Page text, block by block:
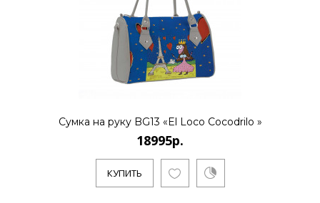
18995р.
Сумка на руку BG13 «El Loco Cocodrilo »
18995р.
КУПИТЬ